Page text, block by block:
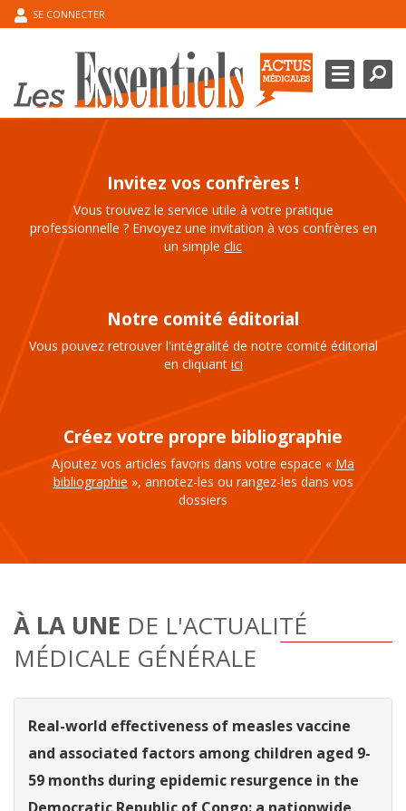
SE CONNECTER
Invitez vos confrères !
Vous trouvez le service utile à votre pratique
professionnelle ? Envoyez une invitation à vos confrères en
un simple clic
Notre comité éditorial
Vous pouvez retrouver l'intégralité de notre comité éditorial
en cliquant ici
Créez votre propre bibliographie
Ajoutez vos articles favoris dans votre espace « Ma
bibliographie », annotez-les ou rangez-les dans vos
dossiers
À LA UNE DE L'ACTUALITÉ
MÉDICALE GÉNÉRALE
Real-world effectiveness of measles vaccine
and associated factors among children aged 9-
59 months during epidemic resurgence in the
DOMAINES THÉRAPEUTIQUES
POINT DE L’EXPERT
MA BIBLIOGRAPHIE